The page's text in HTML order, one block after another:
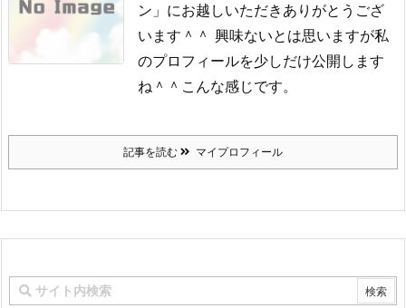
ン」にお越しいただきありがとうござ
います＾＾ 興味ないとは思いますが私
のプロフィールを少しだけ公開します
ね＾＾ こんな感じです。
記事を読む マイプロフィール